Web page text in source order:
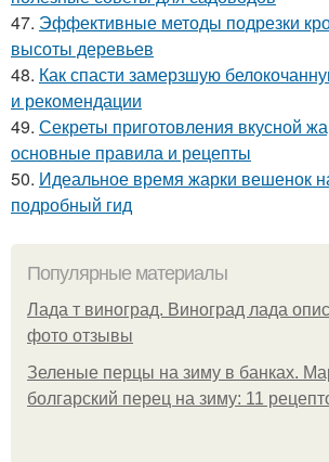
47. Эффективные методы подрезки
высоты деревьев
48. Как спасти замерзшую
и рекомендации
49. Секреты приготовления вкусной
основные правила и рецепты
50. Идеальное время жарки вешенок
подробный гид
Популярные материалы
Лада т виноград. Виноград лада
фото отзывы
Зеленые перцы на зиму в банках.
болгарский перец на зиму: 11